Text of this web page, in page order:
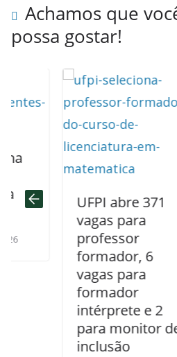
Achamos que
possa gostar!
UFPI abre 371
vagas para
professor
formador, 6
vagas para
formador
intérprete e 2
para monitor de
inclusão